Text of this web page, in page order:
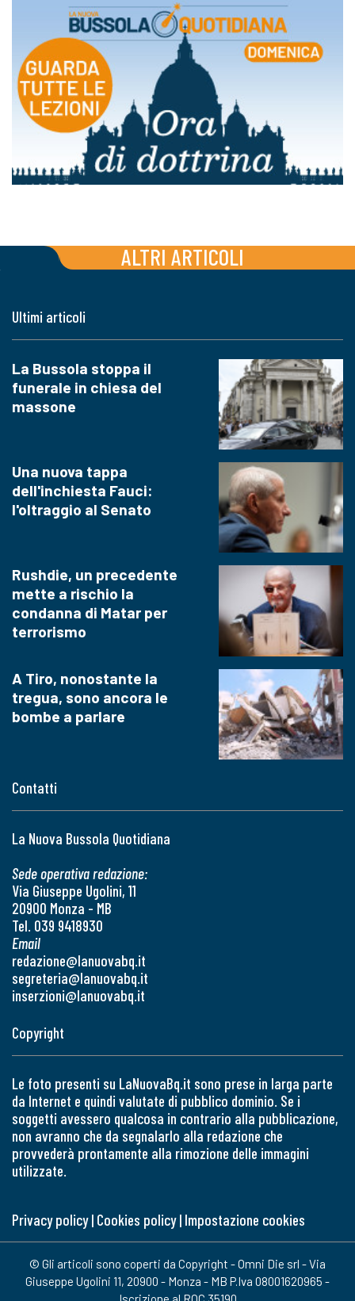
ALTRI ARTICOLI
Contatti
La Nuova Bussola Quotidiana
Sede operativa redazione:
Via Giuseppe Ugolini, 11
20900 Monza - MB
Tel. 039 9418930
Email
redazione@lanuovabq.it
segreteria@lanuovabq.it
inserzioni@lanuovabq.it
Ultimi articoli
La Bussola stoppa il
funerale in chiesa del
massone
Una nuova tappa
dell'inchiesta Fauci:
l'oltraggio al Senato
Rushdie, un precedente
mette a rischio la
condanna di Matar per
terrorismo
A Tiro, nonostante la
tregua, sono ancora le
bombe a parlare
Copyright
Le foto presenti su LaNuovaBq.it sono prese in larga parte
da Internet e quindi valutate di pubblico dominio. Se i
soggetti avessero qualcosa in contrario alla pubblicazione,
non avranno che da segnalarlo alla redazione che
provvederà prontamente alla rimozione delle immagini
utilizzate.
Privacy policy| Cookies policy| Impostazione cookies
© Gli articoli sono coperti da Copyright - Omni Die srl - Via
Giuseppe Ugolini 11, 20900 - Monza - MB P.Iva 08001620965 -